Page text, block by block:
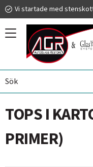
Vi startade med
RUTBYTE
TOPS I
PRIMER)
019 225 220